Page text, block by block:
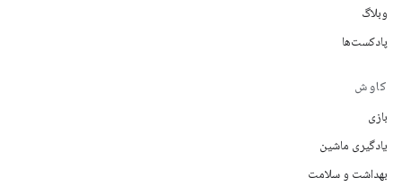
وبلاگ
پادکست‌ها
کاوش
بازی
یادگیری ماشین
بهداشت و سلامت